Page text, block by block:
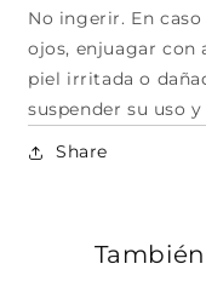
No ingerir. En
ojos, enjuagar con
piel irritada o
suspender su uso
Share